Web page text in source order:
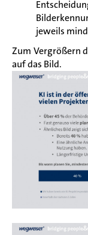
jeweils
Zum Vergrößern
auf das Bild.